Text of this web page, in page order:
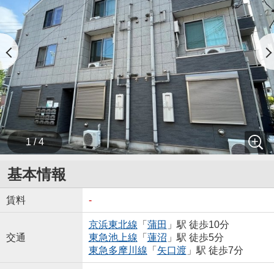
1 / 4
基本情報
賃料 -
交通
京浜東北線 「 蒲田 」駅 徒歩10分
東急池上線 「 蓮沼 」駅 徒歩5分
東急多摩川線 「 矢口渡」駅 徒歩7分